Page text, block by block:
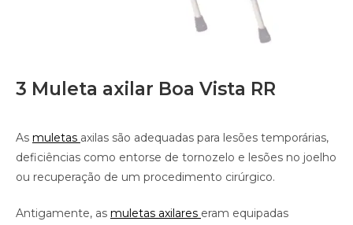
3 Muleta axilar Boa Vista RR
As muletas axilas são adequadas para lesões temporárias,
deficiências como entorse de tornozelo e lesões no joelho
ou recuperação de um procedimento cirúrgico.
Antigamente, as muletas axilares eram equipadas